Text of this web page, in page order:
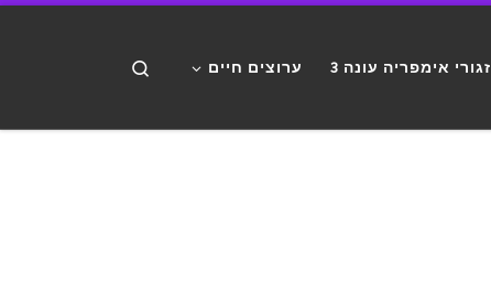
זגורי אימפריה עונה 3 ערוצים חיים